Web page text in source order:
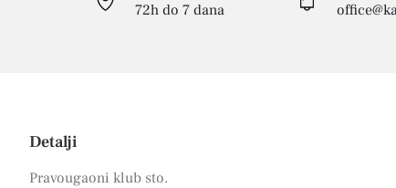
72h do 7 dana
Detalji
Pravougaoni klub sto.